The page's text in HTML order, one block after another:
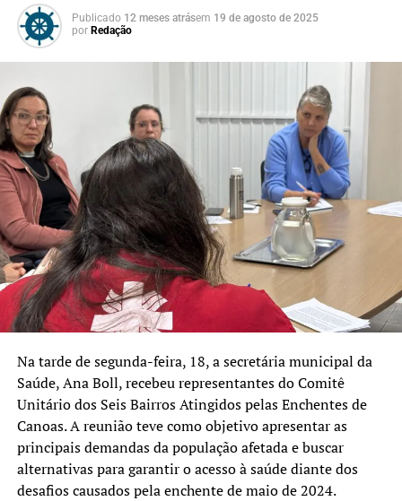
Publicado 12 meses atrásem 19 de agosto de 2025
por Redação
Na tarde de segunda-feira, 18, a secretária municipal da
Saúde, Ana Boll, recebeu representantes do Comitê
Unitário dos Seis Bairros Atingidos pelas Enchentes de
Canoas. A reunião teve como objetivo apresentar as
principais demandas da população afetada e buscar
alternativas para garantir o acesso à saúde diante dos
desafios causados pela enchente de maio de 2024.